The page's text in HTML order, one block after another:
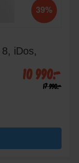
39%
iDos,
10 990:-
17 990:-